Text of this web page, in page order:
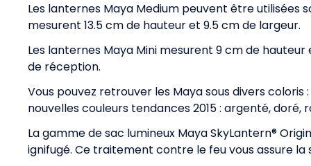
Les lanternes Maya Medium peuvent être utilisées
mesurent 13.5 cm de hauteur et 9.5 cm de largeur.
Les lanternes Maya Mini mesurent 9 cm de
de réception.
Vous pouvez retrouver les Maya sous divers
nouvelles couleurs tendances 2015 : argenté, doré,
La gamme de sac lumineux Maya SkyLantern®
ignifugé. Ce traitement contre le feu vous assure la